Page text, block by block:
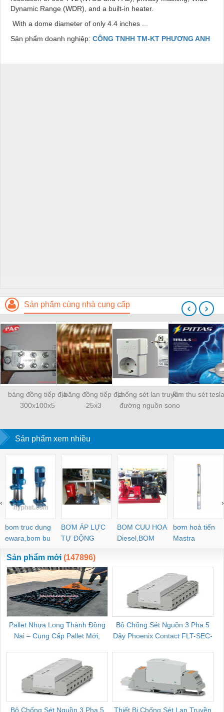
Dynamic Range (WDR), and a built-in heater.
With a dome diameter of only 4.4 inches ...
Sản phẩm doanh nghiệp: CÔNG TNHH TM-KT PHƯƠNG ANH
Sản phẩm cùng nhà cung cấp
bảng đồng tiếp địa
300x100x5
băng đồng tiếp địa
25x3
chống sét lan truyền
đường nguồn sono
kim thu sét
‹ ›
Sản phẩm xem nhiều
bom truc dung
ewara,bom bu
ewara
BƠM ÁP LỰC
TỰ ĐỘNG
BOM CUU HOA
Diesel,BOM
CHUA CHAY
bơm hoả tiển
Mastra
‹ ›
Sản phẩm mới (147896)
Pallet Nhựa Long Thành Đồng
Nai – Cung Cấp Pallet Mới,
Bộ Chống Sét Nguồn 3 Pha 5
Dây Phoenix Contact FLT-SEC-
Bộ Chống Sét Nguồn 3 Pha 5
Thiết Bị Chống Sét Lan Truyền